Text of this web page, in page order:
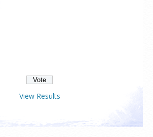
View Results